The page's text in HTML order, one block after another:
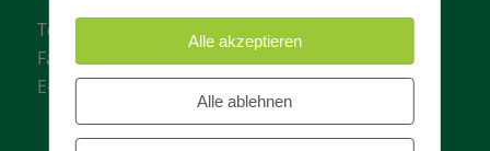
Tel.: + 49 511- 6046340
Fax: + 49 511- 601048
E-Mail:info@tvgw-hannover.de
Alle akzeptieren
Alle ablehnen